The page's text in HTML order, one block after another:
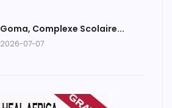
Goma, Complexe Scolaire...
2026-07-07